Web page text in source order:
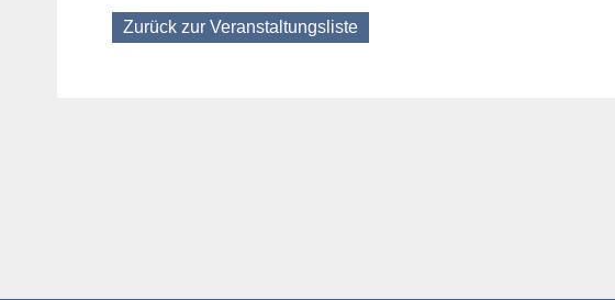
Zurück zur Veranstaltungsliste